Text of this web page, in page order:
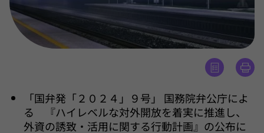
「国弁発「２０２４」９号」 国務院弁公庁によ
る 『ハイレベルな対外開放を着実に推進し、
外資の誘致・活用に関する行動計画』の公布に